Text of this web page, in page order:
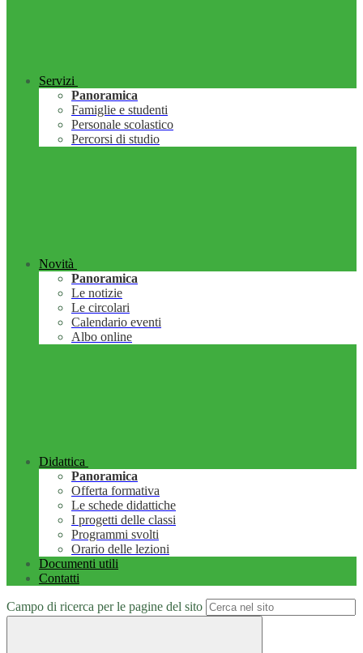
Servizi
Panoramica
Famiglie e studenti
Personale scolastico
Percorsi di studio
Novità
Panoramica
Le notizie
Le circolari
Calendario eventi
Albo online
Didattica
Panoramica
Offerta formativa
Le schede didattiche
I progetti delle classi
Programmi svolti
Orario delle lezioni
Documenti utili
Contatti
Campo di ricerca per le pagine del sito